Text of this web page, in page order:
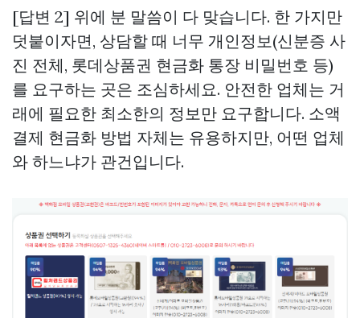
[답변 2] 위에 분 말씀이 다 맞습니다. 한 가지만
덧붙이자면, 상담할 때 너무 개인정보(신분증 사
진 전체, 롯데상품권 현금화 통장 비밀번호 등)
를 요구하는 곳은 조심하세요. 안전한 업체는 거
래에 필요한 최소한의 정보만 요구합니다. 소액
결제 현금화 방법 자체는 유용하지만, 어떤 업체
와 하느냐가 관건입니다.